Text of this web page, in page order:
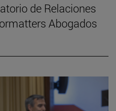
de Relaciones
Abogados